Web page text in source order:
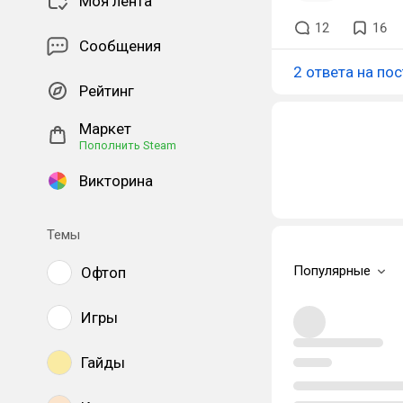
Сообщения
Рейтинг
Маркет
Пополнить Steam
Викторина
Темы
Офтоп
Игры
Гайды
12 16
2 ответа на
Популярные